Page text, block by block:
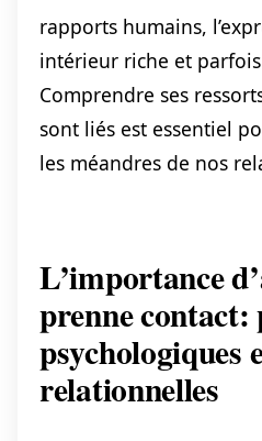
rapports humains,
intérieur riche et
Comprendre ses
sont liés est essentiel
les méandres de nos
L’importance
prenne contact:
psychologiques
relationnelles